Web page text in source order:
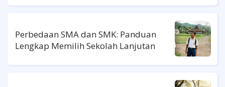
Perbedaan SMA dan SMK: Panduan
Lengkap Memilih Sekolah Lanjutan